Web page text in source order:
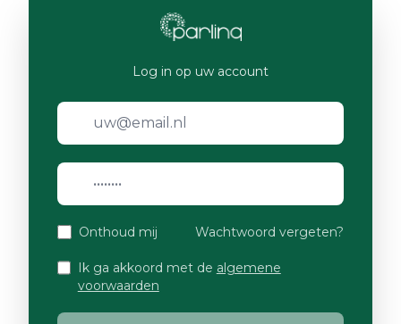
Log in op uw account
Onthoud mij Wachtwoord vergeten?
Ik ga akkoord met de algemene
voorwaarden